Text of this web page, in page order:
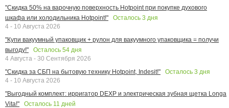
"Скидка 50% на варочную поверхность Hotpoint при покупке духового
шкафа или холодильника Hotpoint!"
Осталось 3 дня
4 - 10 Августа 2026
"Купи вакуумный упаковщик + рулон для вакуумного упаковщика = получи
выгоду!"
Осталось 54 дня
4 Августа - 30 Сентября 2026
"Скидка за СБП на бытовую технику Hotpoint, Indesit!"
Осталось 3 дня
4 - 10 Августа 2026
"Выгодный комплект: ирригатор DEXP и электрическая зубная щетка Longa
Vita!"
Осталось 11 дней